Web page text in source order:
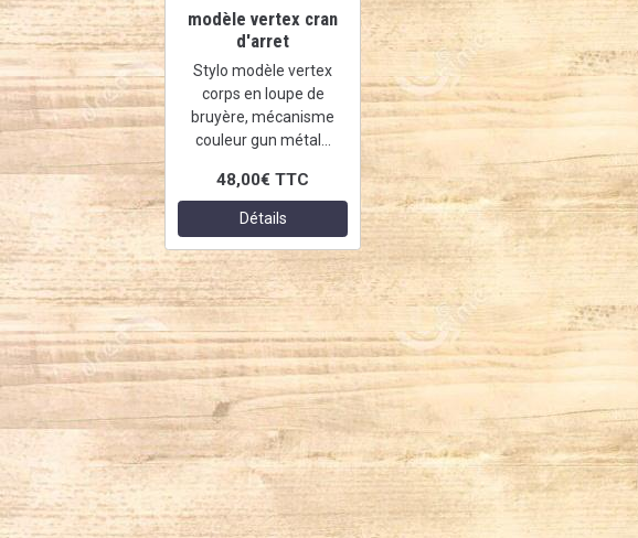
modèle vertex cran
d'arret
Stylo modèle vertex
corps en loupe de
bruyère, mécanisme
couleur gun métal...
48,00€TTC
Détails